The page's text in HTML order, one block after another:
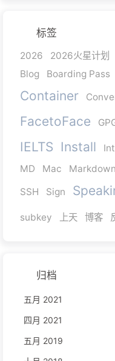
标签
2026 2026火星计划
Blog
Boarding Pass
Container
FacetoFace
IELTS Install
MD
Mac Markdown
SSH
Sign
subkey 上天 博客
归档
五月 2021
四月 2021
五月 2019